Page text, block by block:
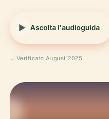
Ascolta l'audioguida
Verificato August 2025